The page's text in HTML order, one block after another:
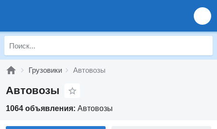
Грузовики Автовозы
Автовозы
1064 объявления: Автовозы